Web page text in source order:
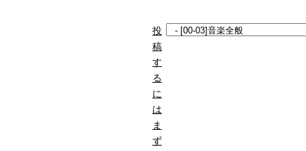
投
稿
す
る
に
は
ま
ず